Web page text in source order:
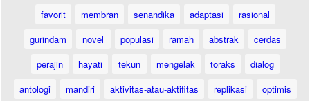
favorit
membran senandika adaptasi
rasional
gurindam
novel populasi ramah abstrak
cerdas
perajin
hayati tekun mengelak toraks
dialog
antologi
mandiri aktivitas-atau-aktifitas replikasi optimis